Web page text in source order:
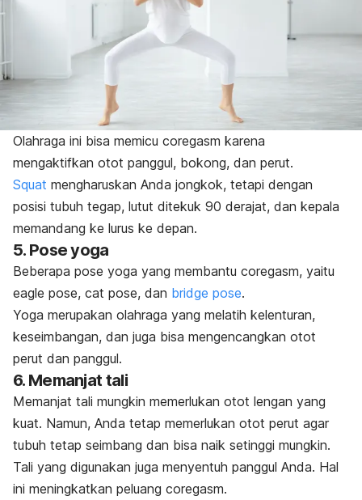
Olahraga ini bisa memicu coregasm karena
mengaktifkan otot panggul, bokong, dan perut.
Squat mengharuskan Anda jongkok, tetapi dengan
posisi tubuh tegap, lutut ditekuk 90 derajat, dan kepala
memandang ke lurus ke depan.
5. Pose yoga
Beberapa pose yoga yang membantu coregasm, yaitu
eagle pose, cat pose, dan bridge pose.
Yoga merupakan olahraga yang melatih kelenturan,
keseimbangan, dan juga bisa mengencangkan otot
perut dan panggul.
6. Memanjat tali
Memanjat tali mungkin memerlukan otot lengan yang
kuat. Namun, Anda tetap memerlukan otot perut agar
tubuh tetap seimbang dan bisa naik setinggi mungkin.
Tali yang digunakan juga menyentuh panggul Anda. Hal
ini meningkatkan peluang coregasm.